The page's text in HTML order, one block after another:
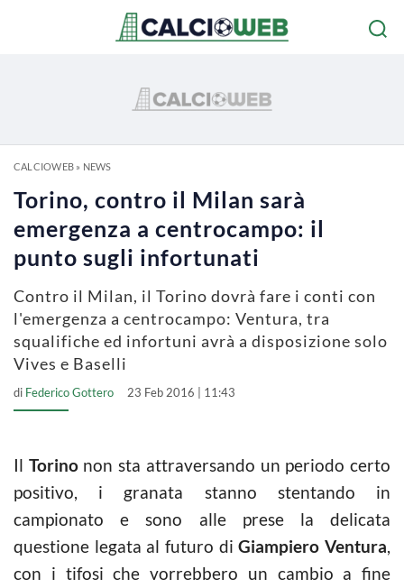
CALCIOWEB» NEWS
Torino, contro il Milan sarà
emergenza a centrocampo: il
punto sugli infortunati
Contro il Milan, il Torino dovrà fare i conti con
l'emergenza a centrocampo: Ventura, tra
squalifiche ed infortuni avrà a disposizione solo
Vives e Baselli
di Federico Gottero 23 Feb 2016 | 11:43
Il Torinonon sta attraversando un periodo certo
positivo, i granata stanno stentando in
campionato e sono alle prese la delicata
questione legata al futuro diGiampiero Ventura,
con i tifosi che vorrebbero un cambio a fine